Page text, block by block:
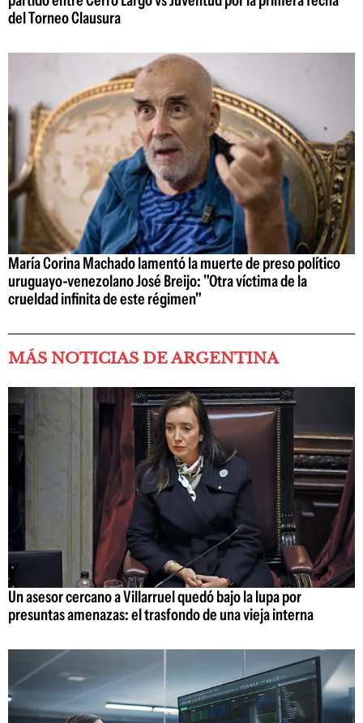
del Torneo Clausura
María Corina Machado lamentó la muerte de preso político
uruguayo-venezolano José Breijo: "Otra víctima de la
crueldad infinita de este régimen"
MÁS NOTICIAS DE ARGENTINA
Un asesor cercano a Villarruel quedó bajo la lupa por
presuntas amenazas: el trasfondo de una vieja interna